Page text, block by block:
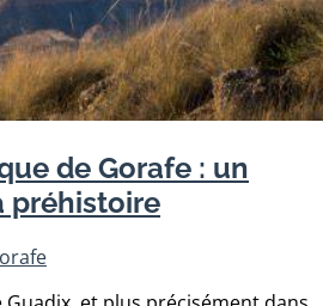
de Gorafe : un
préhistoire